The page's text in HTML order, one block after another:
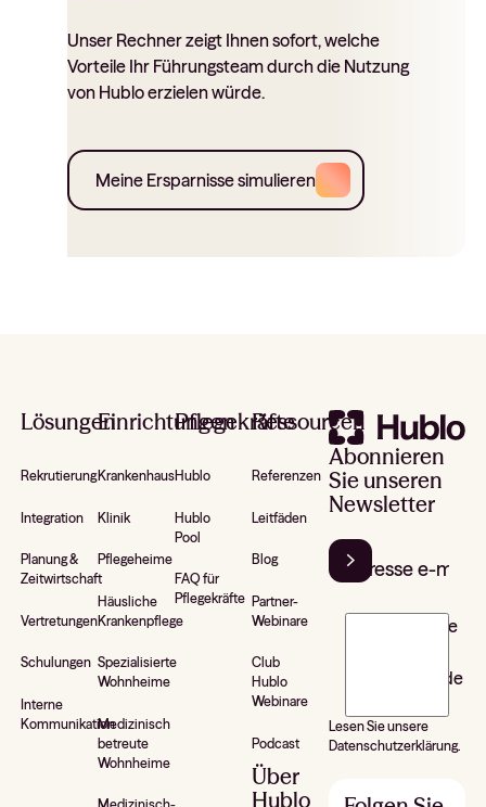
Unser Rechner zeigt Ihnen sofort, welche
Vorteile Ihr Führungsteam durch die Nutzung
von Hublo erzielen würde.
Meine Ersparnisse simulieren
Lösungen
Rekrutierung
Integration
Planung &
Zeitwirtschaft
Vertretungen
Schulungen
Interne
Kommunikation
Einrichtungen
Krankenhaus
Klinik
Pflegeheime
Häusliche
Krankenpflege
Spezialisierte
Wohnheime
Medizinisch
betreute
Wohnheime
Pflegekräfte
Hublo
Hublo
Pool
FAQ für
Pflegekräfte
Ressourcen
Referenzen
Leitfäden
Blog
Partner-
Webinare
Club
Hublo
Webinare
Podcast
Über
Hublo
Abonnieren
Sie unseren
Newsletter
J’accepte de
newsletter de
Lesen Sie unsere
Datenschutzerklärung.